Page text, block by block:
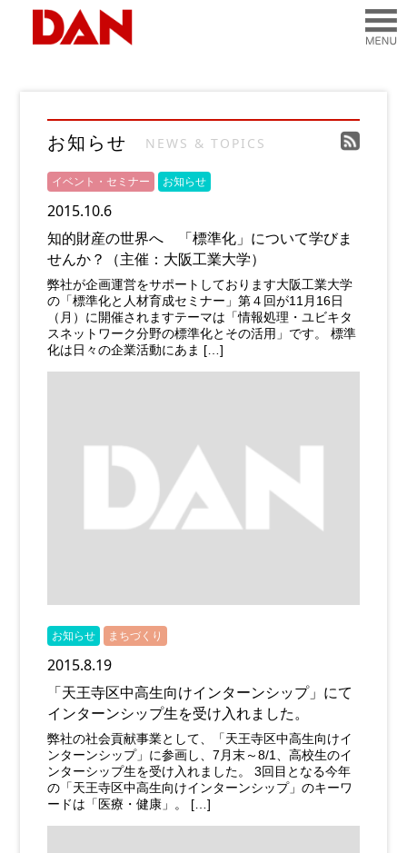
お知らせ NEWS & TOPICS
イベント・セミナー お知らせ
2015.10.6
知的財産の世界へ 「標準化」について学びま
せんか？（主催：大阪工業大学）
弊社が企画運営をサポートしております大阪工業大学
の「標準化と人材育成セミナー」第４回が11月16日
（月）に開催されますテーマは「情報処理・ユビキタ
スネットワーク分野の標準化とその活用」です。 標準
化は日々の企業活動にあま […]
お知らせ まちづくり
2015.8.19
「天王寺区中高生向けインターンシップ」にて
インターンシップ生を受け入れました。
弊社の社会貢献事業として、「天王寺区中高生向けイ
ンターンシップ」に参画し、7月末～8/1、高校生のイ
ンターシップ生を受け入れました。 3回目となる今年
の「天王寺区中高生向けインターンシップ」のキーワ
ードは「医療・健康」。 […]